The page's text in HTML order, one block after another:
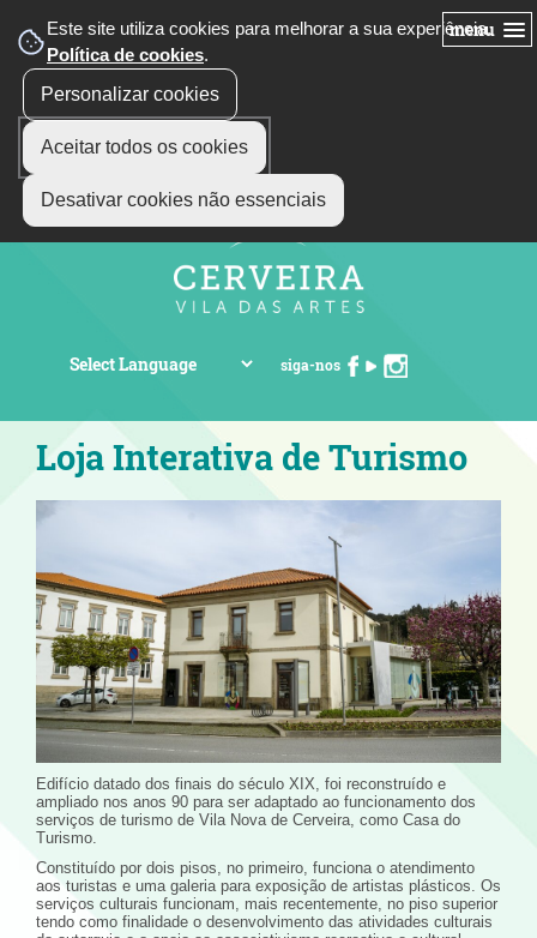
Este site utiliza cookies para melhorar a sua experiência.
Política de cookies.
Personalizar cookies
Aceitar todos os cookies
Desativar cookies não essenciais
menu
siga-nos
Loja Interativa de Turismo
Edifício datado dos finais do século XIX, foi reconstruído e
ampliado nos anos 90 para ser adaptado ao funcionamento dos
serviços de turismo de Vila Nova de Cerveira, como Casa do
Turismo.
Constituído por dois pisos, no primeiro, funciona o atendimento
aos turistas e uma galeria para exposição de artistas plásticos. Os
serviços culturais funcionam, mais recentemente, no piso superior
tendo como finalidade o desenvolvimento das atividades culturais